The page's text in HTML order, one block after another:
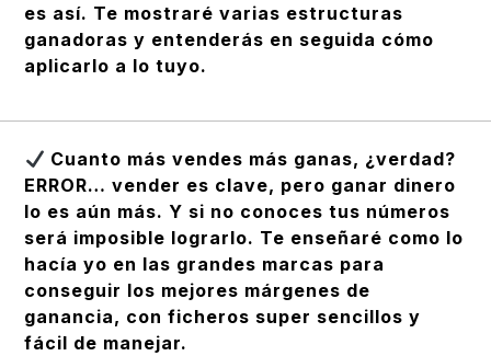
es así. Te mostraré varias estructuras
ganadoras y entenderás en seguida cómo
aplicarlo a lo tuyo.
Cuanto más vendes más ganas, ¿verdad?
ERROR… vender es clave, pero ganar dinero
lo es aún más. Y si no conoces tus números
será imposible lograrlo. Te enseñaré como lo
hacía yo en las grandes marcas para
conseguir los mejores márgenes de
ganancia, con ficheros super sencillos y
fácil de manejar.